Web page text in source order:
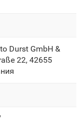
Durst GmbH &
22, 42655